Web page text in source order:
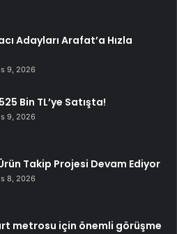
Adayları Arafat’a Hızla
9, 2026
Bin TL’ye Satışta!
9, 2026
Takip Projesi Devam Ediyor
8, 2026
metrosu için önemli görüşme